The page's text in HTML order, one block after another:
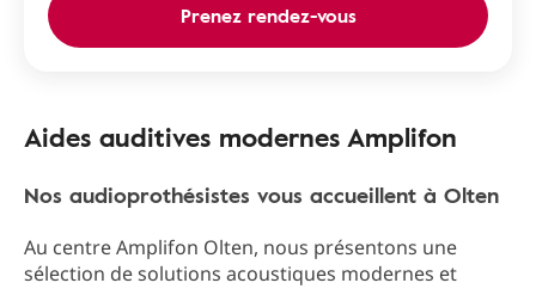
Prenez rendez-vous
Aides auditives modernes Amplifon
Nos audioprothésistes vous accueillent à Olten
Au centre Amplifon Olten, nous présentons une
sélection de solutions acoustiques modernes et